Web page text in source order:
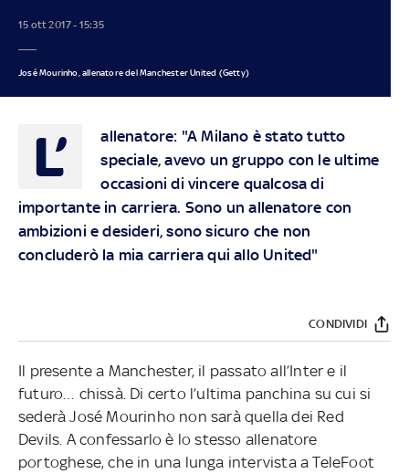
15 ott 2017 - 15:35
José Mourinho, allenatore del Manchester United (Getty)
L’
allenatore: "A Milano è stato tutto
speciale, avevo un gruppo con le ultime
occasioni di vincere qualcosa di
importante in carriera. Sono un allenatore con
ambizioni e desideri, sono sicuro che non
concluderò la mia carriera qui allo United"
CONDIVIDI
Il presente a Manchester, il passato all’Inter e il
futuro… chissà. Di certo l’ultima panchina su cui si
sederà José Mourinho non sarà quella dei Red
Devils. A confessarlo è lo stesso allenatore
portoghese, che in una lunga intervista a TeleFoot